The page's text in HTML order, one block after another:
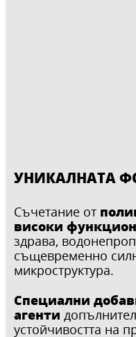
УНИКАЛНАТА
Съчетание от
високи
здрава,
същевременно
микроструктура.
Специални
агенти
устойчивостта на